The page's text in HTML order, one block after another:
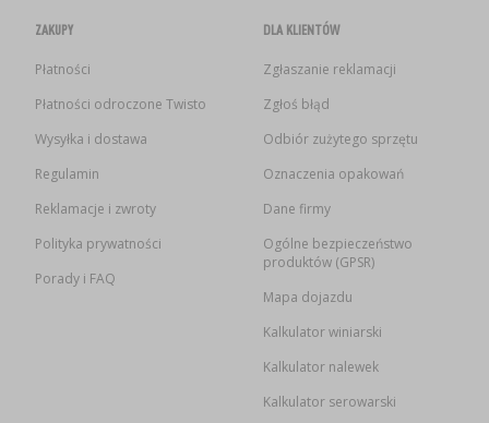
ZAKUPY
Płatności
Płatności odroczone Twisto
Wysyłka i dostawa
Regulamin
Reklamacje i zwroty
Polityka prywatności
Porady i FAQ
DLA KLIENTÓW
Zgłaszanie reklamacji
Zgłoś błąd
Odbiór zużytego sprzętu
Oznaczenia opakowań
Dane firmy
Ogólne bezpieczeństwo
produktów (GPSR)
Mapa dojazdu
Kalkulator winiarski
Kalkulator nalewek
Kalkulator serowarski